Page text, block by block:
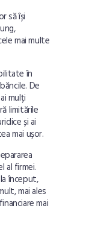
să își
mai multe
în
De
mulți
limitările
și ai
mai ușor.
al firmei.
început,
mai ales
mai